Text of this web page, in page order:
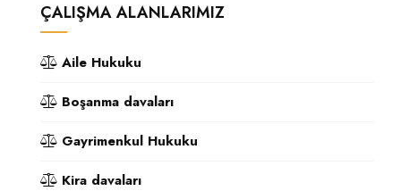
ÇALIŞMA ALANLARIMIZ
Aile Hukuku
Boşanma davaları
Gayrimenkul Hukuku
Kira davaları